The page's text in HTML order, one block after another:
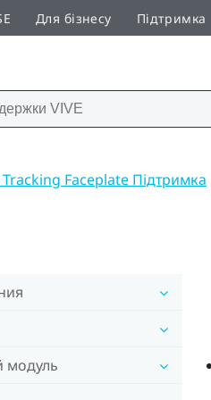
Для бізнесу Підтримка
Faceplate Підтримка
модуль